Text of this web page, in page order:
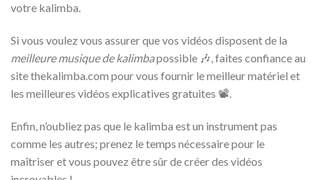
votre kalimba.
Si vous voulez vous assurer que vos vidéos disposent de la
meilleure musique de kalimbapossible 🎶, faites confiance au
site thekalimba.com pour vous fournir le meilleur matériel et
les meilleures vidéos explicatives gratuites 📽️.
Enfin, n’oubliez pas que le kalimba est un instrument pas
comme les autres; prenez le temps nécessaire pour le
maîtriser et vous pouvez être sûr de créer des vidéos